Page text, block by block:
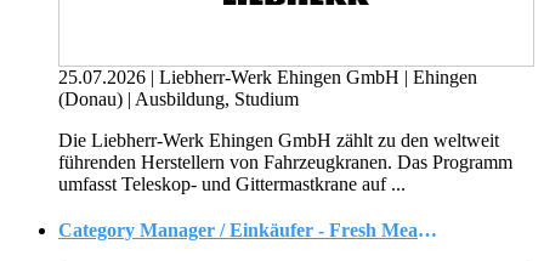
25.07.2026 | Liebherr-Werk Ehingen GmbH | Ehingen
(Donau) | Ausbildung, Studium
Die Liebherr-Werk Ehingen GmbH zählt zu den weltweit
führenden Herstellern von Fahrzeugkranen. Das Programm
umfasst Teleskop- und Gittermastkrane auf ...
Category Manager / Einkäufer - Fresh Meat & Fish (w/m/d)